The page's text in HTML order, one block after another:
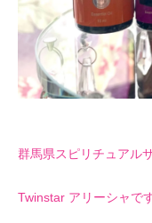
群馬県スピリチュアル
Twinstar アリーシャで